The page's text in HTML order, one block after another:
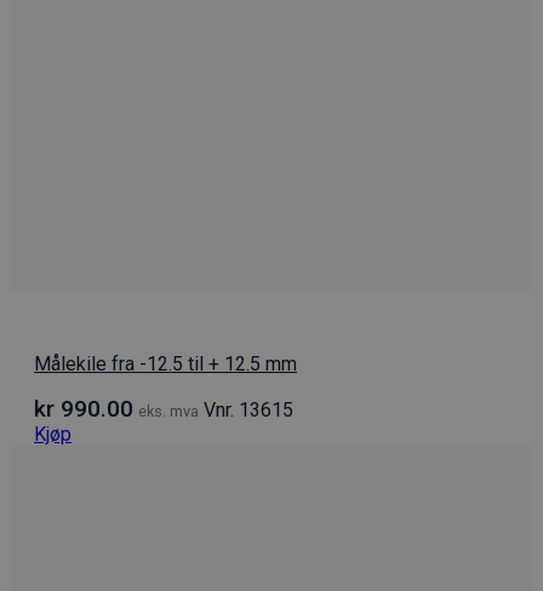
Målekile fra -12.5 til + 12.5 mm
kr 990.00 eks. mva Vnr. 13615
Kjøp